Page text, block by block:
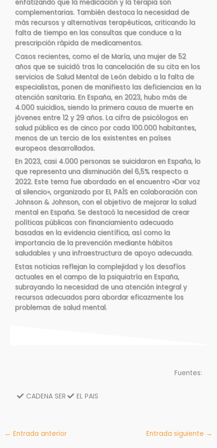
enfatizando que la medicación y la terapia son
complementarias. También destaca la necesidad de
más recursos y alternativas terapéuticas, criticando la
falta de tiempo en las consultas que conduce a la
prescripción rápida de medicamentos.
Casos recientes, como el de María, una mujer de 52
años que se suicidó tras la cancelación de su cita en los
servicios de Salud Mental de León debido a la falta de
especialistas, ponen de manifiesto las deficiencias en la
atención sanitaria. En España, en 2023, hubo más de
4.000 suicidios, siendo la primera causa de muerte en
jóvenes entre 12 y 29 años. La cifra de psicólogos en
salud pública es de cinco por cada 100.000 habitantes,
menos de un tercio de los existentes en países
europeos desarrollados.
En 2023, casi 4.000 personas se suicidaron en España, lo
que representa una disminución del 6,5% respecto a
2022. Este tema fue abordado en el encuentro «Dar voz
al silencio», organizado por EL PAÍS en colaboración con
Johnson & Johnson, con el objetivo de mejorar la salud
mental en España. Se destacó la necesidad de crear
políticas públicas con financiamiento adecuado
basadas en la evidencia científica, así como la
importancia de la prevención mediante hábitos
saludables y una infraestructura de apoyo adecuada.
Estas noticias reflejan la complejidad y los desafíos
actuales en el campo de la psiquiatría en España,
subrayando la necesidad de una atención integral y
recursos adecuados para abordar eficazmente los
problemas de salud mental.
Fuentes:
CADENA SER EL PAIS
← Entrada anterior Entrada siguiente →